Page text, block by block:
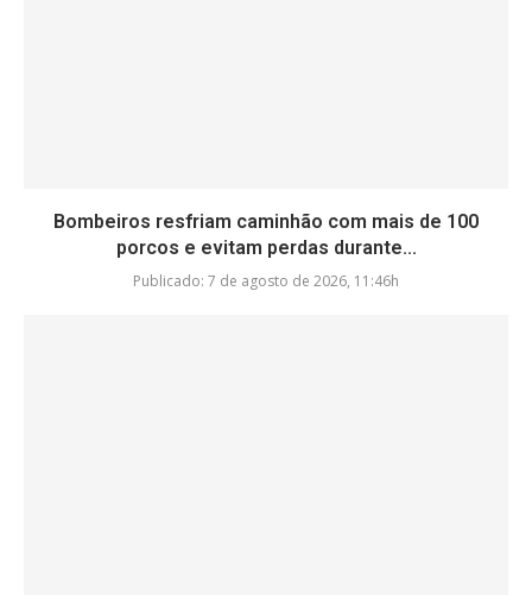
Bombeiros resfriam caminhão com mais de 100
porcos e evitam perdas durante...
Publicado: 7 de agosto de 2026, 11:46h